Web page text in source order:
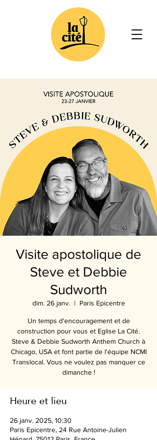
Visite apostolique de
Steve et Debbie
Sudworth
dim. 26 janv.
  |
Paris Epicentre
Un temps d'encouragement et de
construction pour vous et Eglise La Cité.
Steve & Debbie Sudworth Anthem Church à
Chicago, USA et font partie de l'équipe NCMI
Translocal. Vous ne voulez pas manquer ce
dimanche !
Heure et lieu
26 janv. 2025, 10:30
Paris Epicentre, 24 Rue Antoine-Julien